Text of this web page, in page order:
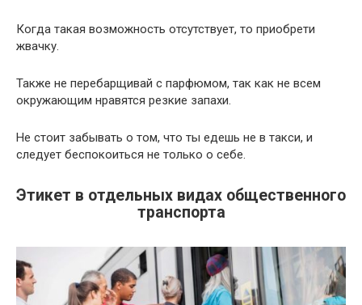
Когда такая возможность отсутствует, то приобрети
жвачку.
Также не перебарщивай с парфюмом, так как не всем
окружающим нравятся резкие запахи.
Не стоит забывать о том, что ты едешь не в такси, и
следует беспокоиться не только о себе.
Этикет в отдельных видах общественного
транспорта